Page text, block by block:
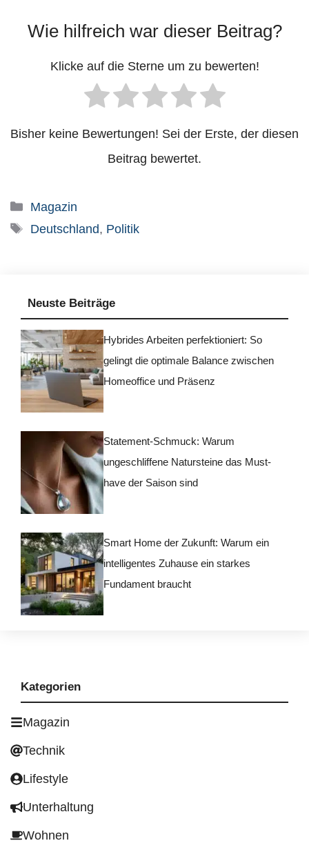
Wie hilfreich war dieser Beitrag?
Klicke auf die Sterne um zu bewerten!
Bisher keine Bewertungen! Sei der Erste, der diesen
Beitrag bewertet.
Kategorien
Magazin
Schlagwörter
Deutschland, Politik
Neuste Beiträge
Hybrides Arbeiten perfektioniert: So
gelingt die optimale Balance zwischen
Homeoffice und Präsenz
Statement-Schmuck: Warum
ungeschliffene Natursteine das Must-
have der Saison sind
Smart Home der Zukunft: Warum ein
intelligentes Zuhause ein starkes
Fundament braucht
Kategorien
Magazin
Technik
Lifestyle
Unterhaltung
Wohnen